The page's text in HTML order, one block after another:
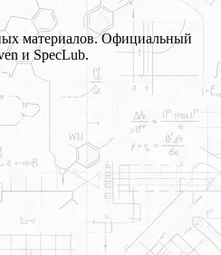
материалов. Официальный
и SpecLub.